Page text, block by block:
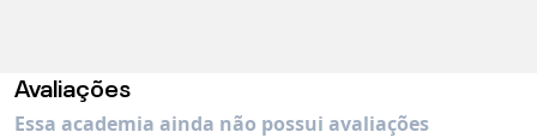
Avaliações
Essa academia ainda não possui avaliações